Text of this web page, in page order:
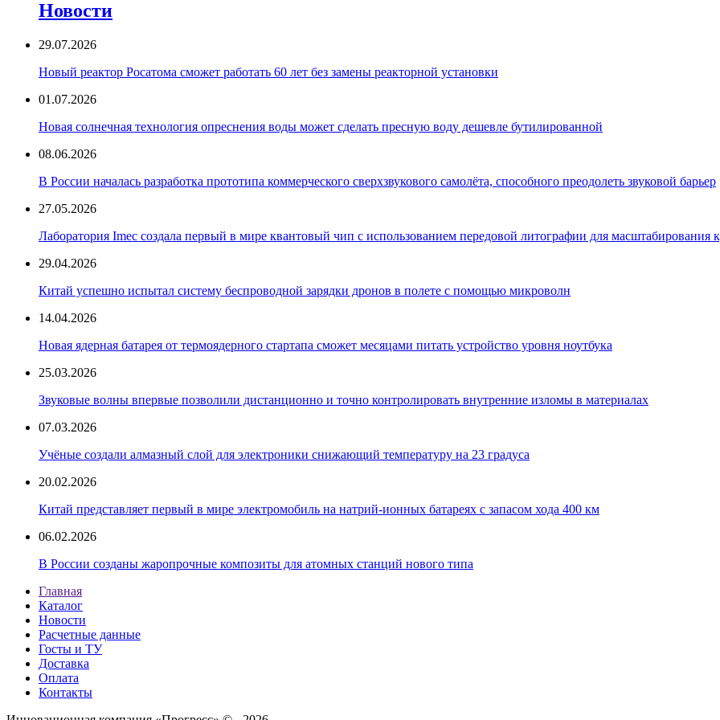
Новости
29.07.2026
Новый реактор Росатома сможет работать 60 лет без замены реакторной установки
01.07.2026
Новая солнечная технология опреснения воды может сделать пресную воду дешевле бутилированной
08.06.2026
В России началась разработка прототипа коммерческого сверхзвукового самолёта, способного преодолеть звуковой барьер
27.05.2026
Лаборатория Imec создала первый в мире квантовый чип с использованием передовой литографии для масштабирования
29.04.2026
Китай успешно испытал систему беспроводной зарядки дронов в полете с помощью микроволн
14.04.2026
Новая ядерная батарея от термоядерного стартапа сможет месяцами питать устройство уровня ноутбука
25.03.2026
Звуковые волны впервые позволили дистанционно и точно контролировать внутренние изломы в материалах
07.03.2026
Учёные создали алмазный слой для электроники снижающий температуру на 23 градуса
20.02.2026
Китай представляет первый в мире электромобиль на натрий-ионных батареях с запасом хода 400 км
06.02.2026
В России созданы жаропрочные композиты для атомных станций нового типа
Главная
Каталог
Новости
Расчетные данные
Госты и ТУ
Доставка
Оплата
Контакты